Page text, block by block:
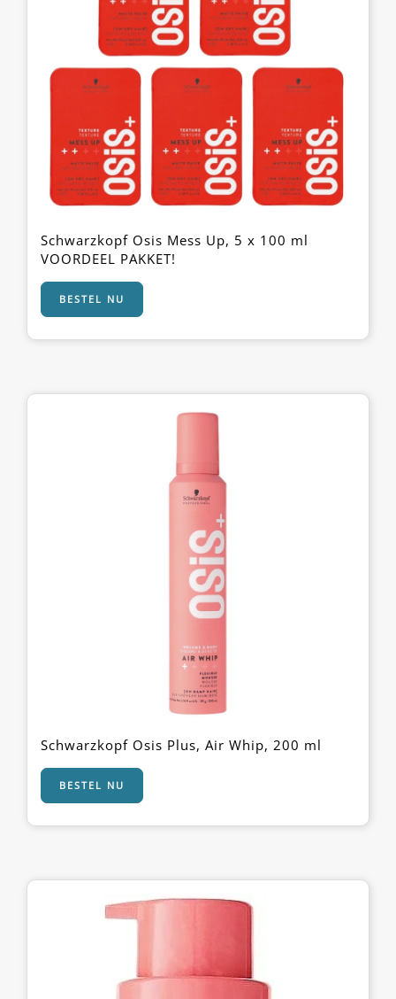
Schwarzkopf Osis Mess Up, 5 x 100 ml
VOORDEEL PAKKET!
BESTEL NU
Schwarzkopf Osis Plus, Air Whip, 200 ml
BESTEL NU